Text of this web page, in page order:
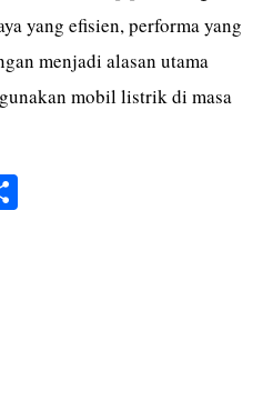
yang efisien, performa yang
menjadi alasan utama
mobil listrik di masa